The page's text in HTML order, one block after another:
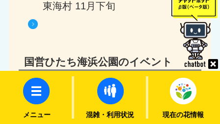
メニュー 混雑・利用状況 現在の花情報
東海村 11月下旬
国営ひたち海浜公園のイベント
コキアライトアップ
9月上旬から9月下旬
きて みて さわって コキアカーニバ